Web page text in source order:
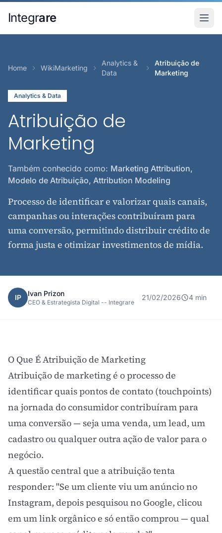
Integrare
Home WikiMarketing
Analytics &
Data
Atribuição de
Marketing
Analytics & Data
Atribuição de
Marketing
Também conhecido como: Marketing Attribution,
Modelo de Atribuição, Attribution Modeling
Processo de identificar e valorizar quais canais,
campanhas ou interações contribuíram para
uma conversão, permitindo distribuir crédito de
forma justa e otimizar investimentos de mídia.
IP Ivan Prizon
CEO & Estrategista Digital -- Integrare
21/02/2026 4 min
O Que É Atribuição de Marketing
Atribuição de marketing é o processo de
identificar quais pontos de contato (touchpoints)
na jornada do consumidor contribuíram para
uma conversão — seja uma venda, umlead, um
cadastro ou qualquer outra ação de valor para o
negócio.
A questão central que a atribuição tenta
responder: "Se um cliente viu um anúncio no
Instagram, depois pesquisou no Google, clicou
em um link orgânico e só então comprou — qual